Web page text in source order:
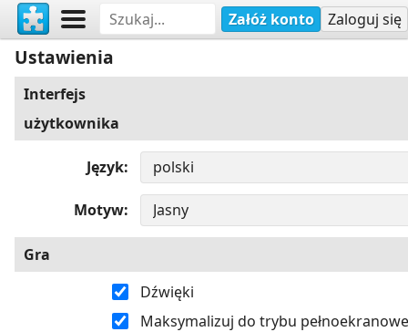
Załóż konto Zaloguj się
Ustawienia
Interfejs
użytkownika
Język
Motyw
Gra
Dźwięki
Maksymalizuj do trybu